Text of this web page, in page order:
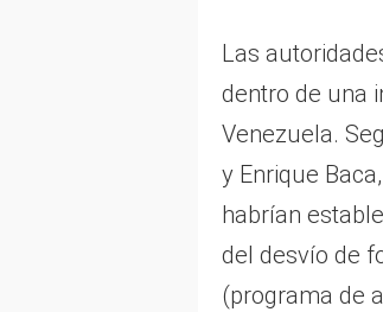
Las
dentro de una
Venezuela.
y Enrique
habrían
del desvío de
(programa de